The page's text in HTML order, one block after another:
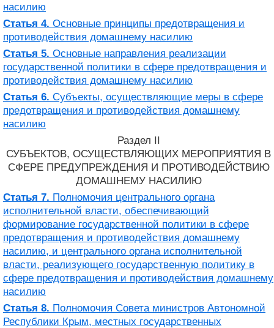
насилию
Статья 4. Основные принципы предотвращения и
противодействия домашнему насилию
Статья 5. Основные направления реализации
государственной политики в сфере предотвращения и
противодействия домашнему насилию
Статья 6. Субъекты, осуществляющие меры в сфере
предотвращения и противодействия домашнему
насилию
Раздел II
СУБЪЕКТОВ, ОСУЩЕСТВЛЯЮЩИХ МЕРОПРИЯТИЯ В
СФЕРЕ ПРЕДУПРЕЖДЕНИЯ И ПРОТИВОДЕЙСТВИЮ
ДОМАШНЕМУ НАСИЛИЮ
Статья 7. Полномочия центрального органа
исполнительной власти, обеспечивающий
формирование государственной политики в сфере
предотвращения и противодействия домашнему
насилию, и центрального органа исполнительной
власти, реализующего государственную политику в
сфере предотвращения и противодействия домашнему
насилию
Статья 8. Полномочия Совета министров Автономной
Республики Крым, местных государственных